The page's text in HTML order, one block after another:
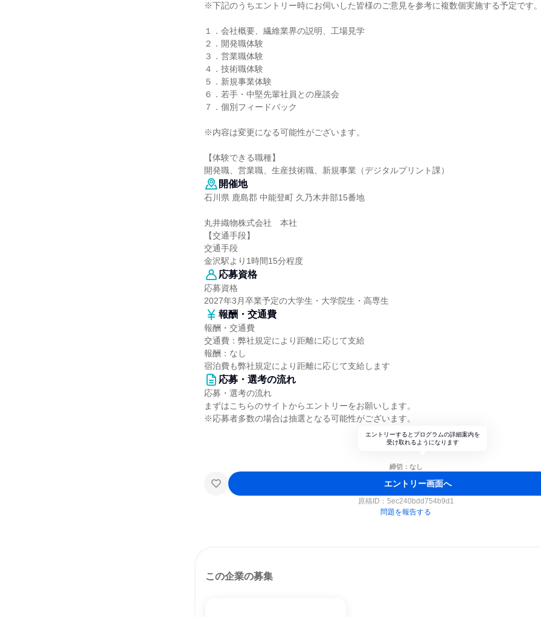
※下記のうちエントリー時にお伺いした皆様のご意見を参考に複数個実施する予定です。
１．会社概要、繊維業界の説明、工場見学
２．開発職体験
３．営業職体験
４．技術職体験
５．新規事業体験
６．若手・中堅先輩社員との座談会
７．個別フィードバック
※内容は変更になる可能性がございます。
【体験できる職種】
開発職、営業職、生産技術職、新規事業（デジタルプリント課）
開催地
石川県 鹿島郡 中能登町 久乃木井部15番地
丸井織物株式会社 本社
【交通手段】
交通手段
金沢駅より1時間15分程度
応募資格
応募資格
2027年3月卒業予定の大学生・大学院生・高専生
報酬・交通費
報酬・交通費
交通費：弊社規定により距離に応じて支給
報酬：なし
宿泊費も弊社規定により距離に応じて支給します
応募・選考の流れ
応募・選考の流れ
まずはこちらのサイトからエントリーをお願いします。
※応募者多数の場合は抽選となる可能性がございます。
エントリーするとプログラムの詳細案内を
受け取れるようになります
締切：なし
エントリー画面へ
原稿ID： 5ec240bdd754b9d1
問題を報告する
この企業の募集